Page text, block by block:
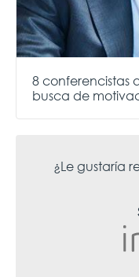
8 conferencistas
busca de
¿Le gustaría